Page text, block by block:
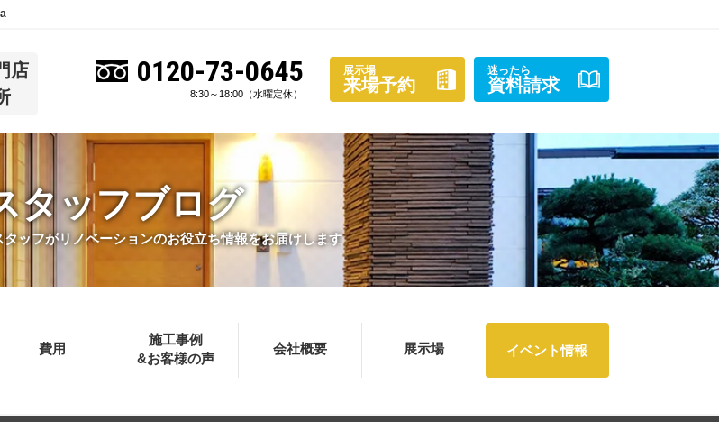
店
0120-73-0645
8:30～18:00（水曜定休）
展示場
来場予約
迷ったら
資料請求
タッフブログ
ッフがリノベーションのお役立ち情報をお届けします
費用
施工事例
&お客様の声
会社概要 展示場 イベント情報